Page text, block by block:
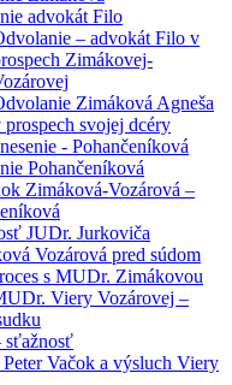
advokát Filo
– advokát Filo v
Zimákovej-
Zimáková Agneša
prospech svojej dcéry
- Pohančeníková
Pohančeníková
Zimáková-Vozárová –
JUDr. Jurkoviča
Vozárová pred súdom
s MUDr. Zimákovou
Viery Vozárovej –
sťažnosť
Vačok a výsluch Viery